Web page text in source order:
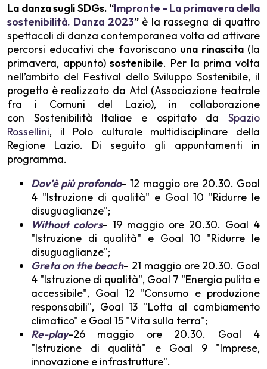
La danza sugli SDGs. “Impronte - La primavera della
sostenibilità. Danza 2023” è la rassegna di quattro
spettacoli di danza contemporanea volta ad attivare
percorsi educativi che favoriscano una rinascita(la
primavera, appunto)sostenibile. Per la prima volta
nell’ambito del Festival dello Sviluppo Sostenibile, il
progetto è realizzato da Atcl (Associazione teatrale
fra i Comuni del Lazio), in collaborazione
con Sostenibilità Italiae e ospitato da Spazio
Rossellini, il Polo culturale multidisciplinare della
Regione Lazio. Di seguito gli appuntamenti in
programma.
Dov’è più profondo– 12 maggio ore 20.30. Goal
4 "Istruzione di qualità" e Goal 10 "Ridurre le
disuguaglianze";
Without colors– 19 maggio ore 20.30. Goal 4
"Istruzione di qualità" e Goal 10 "Ridurre le
disuguaglianze";
Greta on the beach– 21 maggio ore 20.30. Goal
4 "Istruzione di qualità", Goal 7 "Energia pulita e
accessibile", Goal 12 "Consumo e produzione
responsabili", Goal 13 "Lotta al cambiamento
climatico" e Goal 15 "Vita sulla terra";
Re-play–26 maggio ore 20.30. Goal 4
"Istruzione di qualità" e Goal 9 "Imprese,
innovazione e infrastrutture".